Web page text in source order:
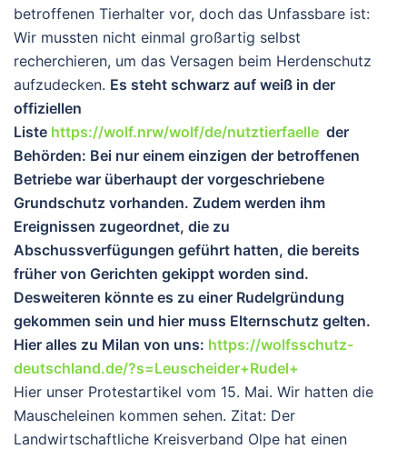
betroffenen Tierhalter vor, doch das Unfassbare ist:
Wir mussten nicht einmal großartig selbst
recherchieren, um das Versagen beim Herdenschutz
aufzudecken. Es steht schwarz auf weiß in der
offiziellen
Liste https://wolf.nrw/wolf/de/nutztierfaelle der
Behörden: Bei nur einem einzigen der betroffenen
Betriebe war überhaupt der vorgeschriebene
Grundschutz vorhanden. Zudem werden ihm
Ereignissen zugeordnet, die zu
Abschussverfügungen geführt hatten, die bereits
früher von Gerichten gekippt worden sind.
Desweiteren könnte es zu einer Rudelgründung
gekommen sein und hier muss Elternschutz gelten.
Hier alles zu Milan von uns: https://wolfsschutz-
deutschland.de/?s=Leuscheider+Rudel+
Hier unser Protestartikel vom 15. Mai. Wir hatten die
Mauscheleinen kommen sehen. Zitat: Der
Landwirtschaftliche Kreisverband Olpe hat einen